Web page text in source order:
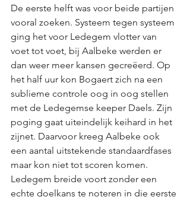
De eerste helft was voor beide partijen
vooral zoeken. Systeem tegen systeem
ging het voor Ledegem vlotter van
voet tot voet, bij Aalbeke werden er
dan weer meer kansen gecreëerd. Op
het half uur kon Bogaert zich na een
sublieme controle oog in oog stellen
met de Ledegemse keeper Daels. Zijn
poging gaat uiteindelijk keihard in het
zijnet. Daarvoor kreeg Aalbeke ook
een aantal uitstekende standaardfases
maar kon niet tot scoren komen.
Ledegem breide voort zonder een
echte doelkans te noteren in die eerste